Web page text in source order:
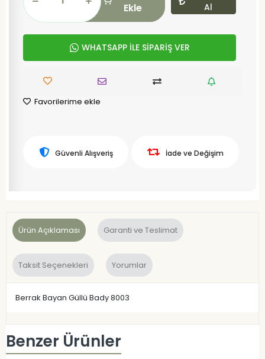
Ekle
Al
WHATSAPP İLE SİPARİŞ VER
Favorilerime ekle
Güvenli Alışveriş İade ve Değişim
Ürün Açıklaması Garanti ve Teslimat
Taksit Seçenekleri Yorumlar
Berrak Bayan Güllü Bady 8003
Benzer Ürünler